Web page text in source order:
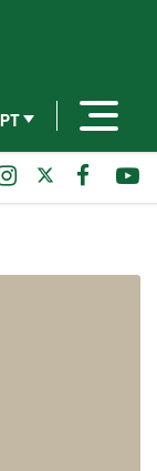
PT